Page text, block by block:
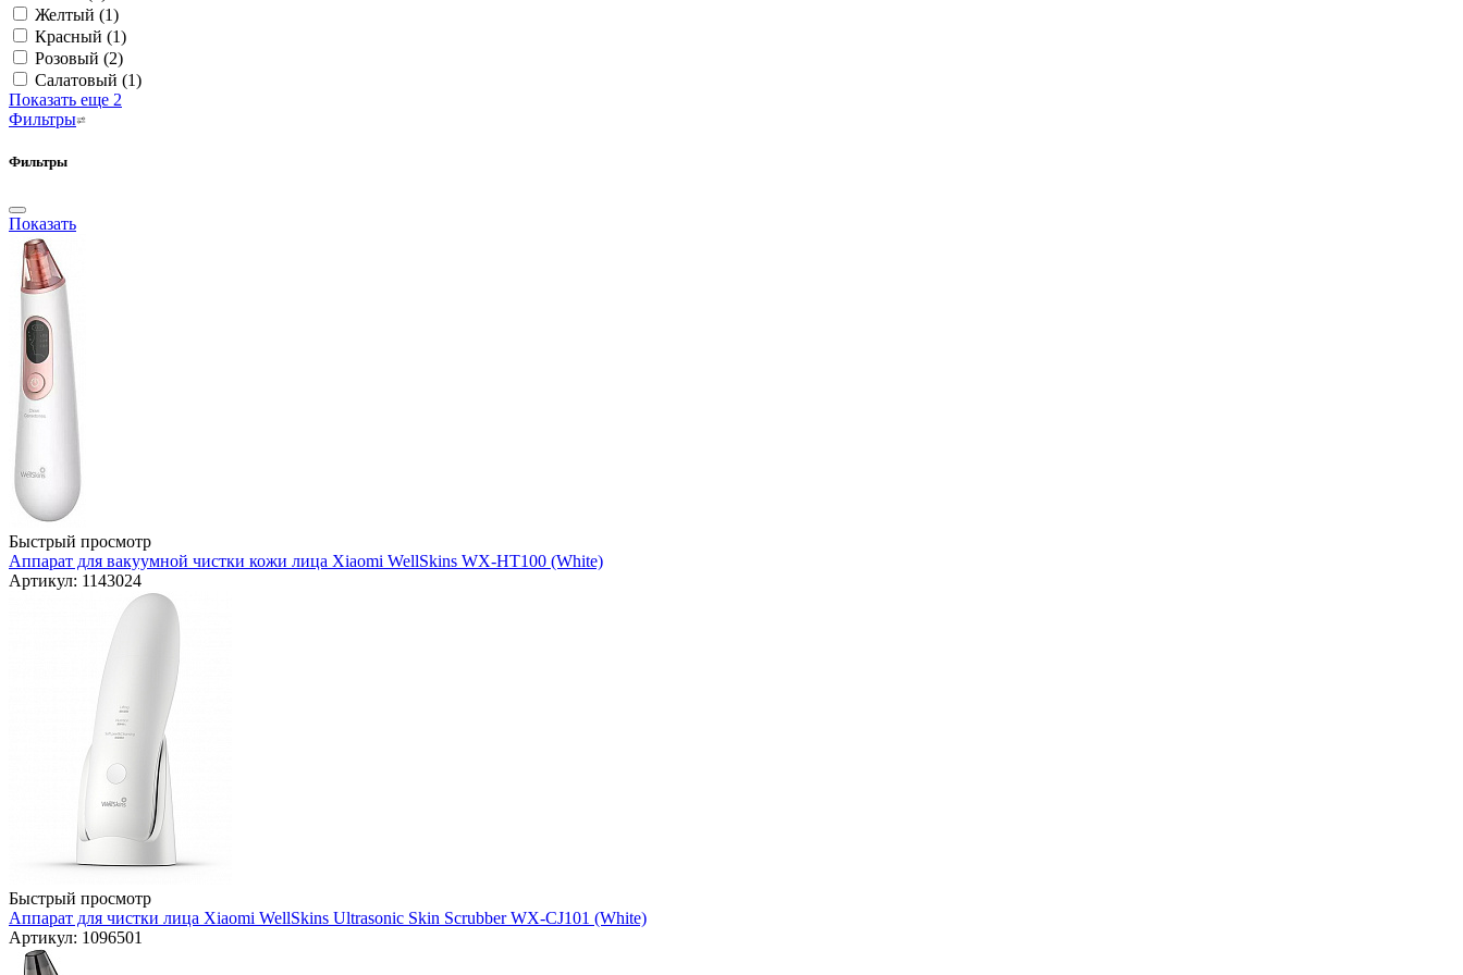
Желтый (1)
Красный (1)
Розовый (2)
Салатовый (1)
Показать еще 2
Фильтры
Фильтры
Показать
Быстрый просмотр
Аппарат для вакуумной чистки кожи лица Xiaomi WellSkins WX-HT100 (White)
Артикул: 1143024
Быстрый просмотр
Аппарат для чистки лица Xiaomi WellSkins Ultrasonic Skin Scrubber WX-CJ101 (White)
Артикул: 1096501